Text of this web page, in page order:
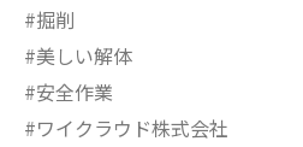
#掘削
#美しい解体
#安全作業
#ワイクラウド株式会社